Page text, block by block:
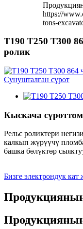
https://
tons-
T190 T250 T300
ролик
Кыскача
Рельс роликтери
калкып жүрүүчү
башка бөлүктөр
Бизге электрондук кат